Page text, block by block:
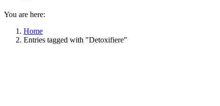
You are here:
Home
Entries tagged with "Detoxifiere"